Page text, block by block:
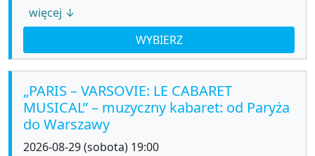
więcej ↓
WYBIERZ
„PARIS – VARSOVIE: LE CABARET
MUSICAL” – muzyczny kabaret: od Paryża
do Warszawy
2026-08-29 (sobota) 19:00